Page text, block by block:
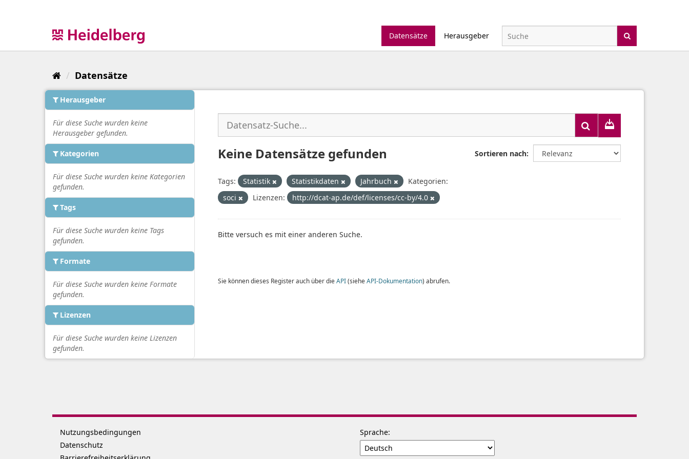
Datensätze
Herausgeber
Datensätze
Herausgeber
Für diese Suche wurden keine
Herausgeber gefunden.
Kategorien
Für diese Suche wurden keine Kategorien
gefunden.
Tags
Für diese Suche wurden keine Tags
gefunden.
Formate
Für diese Suche wurden keine Formate
gefunden.
Lizenzen
Für diese Suche wurden keine Lizenzen
gefunden.
Sortieren nach
Keine Datensätze gefunden
Tags: Statistik Statistikdaten Jahrbuch
Kategorien:
soci
Lizenzen: http://dcat-ap.de/def/licenses/cc-by/4.0
Bitte versuch es mit einer anderen Suche.
Sie können dieses Register auch über die API(siehe API-Dokumentation) abrufen.
Nutzungsbedingungen
Datenschutz
Sprache